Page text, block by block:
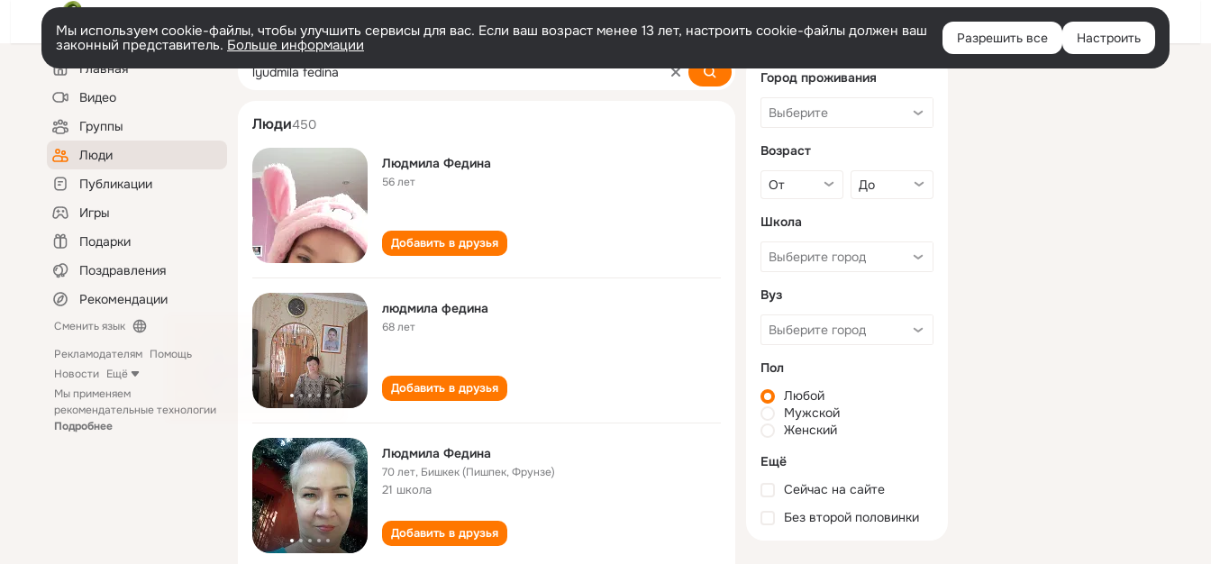
Войти
Мы используем cookie-файлы, чтобы улучшить сервисы для вас. Если ваш возраст менее 13 лет, настроить cookie-файлы должен ваш
законный представитель. Больше информации Разрешить все Настроить
Левая
колонкаГлавная
Видео
Группы
Люди
Публикации
Игры
Подарки
Поздравления
Рекомендации
Сменить язык
Рекламодателям Помощь
Новости Ещё
Мы применяем
рекомендательные технологии
Подробнее
lyudmila fedina
Люди450
Людмила Федина
56 лет
Добавить в друзья
людмила федина
68 лет
Добавить в друзья
Людмила Федина
70 лет, Бишкек (Пишпек, Фрунзе)
21 школа
Добавить в друзья
Город проживания
Возраст
Школа
Вуз
Пол
Любой
Мужской
Женский
Ещё
Сейчас на сайте
Без второй половинки